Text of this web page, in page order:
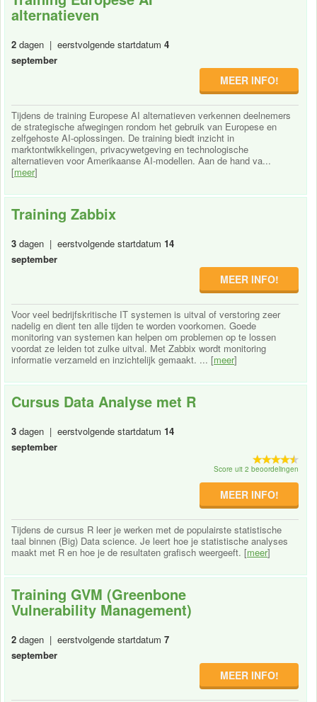
alternatieven
2 dagen | eerstvolgende startdatum 4
september
MEER INFO!
Tijdens de training Europese AI alternatieven verkennen deelnemers
de strategische afwegingen rondom het gebruik van Europese en
zelfgehoste AI-oplossingen. De training biedt inzicht in
marktontwikkelingen, privacywetgeving en technologische
alternatieven voor Amerikaanse AI-modellen. Aan de hand va...
[meer]
Training Zabbix
3 dagen | eerstvolgende startdatum 14
september
MEER INFO!
Voor veel bedrijfskritische IT systemen is uitval of verstoring zeer
nadelig en dient ten alle tijden te worden voorkomen. Goede
monitoring van systemen kan helpen om problemen op te lossen
voordat ze leiden tot zulke uitval. Met Zabbix wordt monitoring
informatie verzameld en inzichtelijk gemaakt. ... [meer]
Cursus Data Analyse met R
3 dagen | eerstvolgende startdatum 14
september
Score uit 2 beoordelingen
MEER INFO!
Tijdens de cursus R leer je werken met de populairste statistische
taal binnen (Big) Data science. Je leert hoe je statistische analyses
maakt met R en hoe je de resultaten grafisch weergeeft. [meer]
Training GVM (Greenbone
Vulnerability Management)
2 dagen | eerstvolgende startdatum 7
september
MEER INFO!